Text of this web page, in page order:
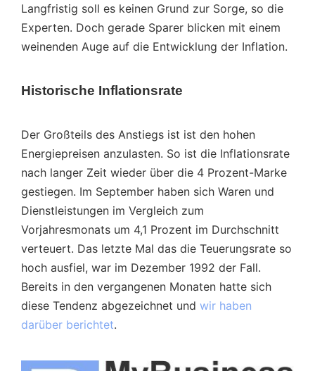
Langfristig soll es keinen Grund zur Sorge, so die
Experten. Doch gerade Sparer blicken mit einem
weinenden Auge auf die Entwicklung der Inflation.
Historische Inflationsrate
Der Großteils des Anstiegs ist ist den hohen
Energiepreisen anzulasten. So ist die Inflationsrate
nach langer Zeit wieder über die 4 Prozent-Marke
gestiegen. Im September haben sich Waren und
Dienstleistungen im Vergleich zum
Vorjahresmonats um 4,1 Prozent im Durchschnitt
verteuert. Das letzte Mal das die Teuerungsrate so
hoch ausfiel, war im Dezember 1992 der Fall.
Bereits in den vergangenen Monaten hatte sich
diese Tendenz abgezeichnet und wir haben
darüber berichtet.